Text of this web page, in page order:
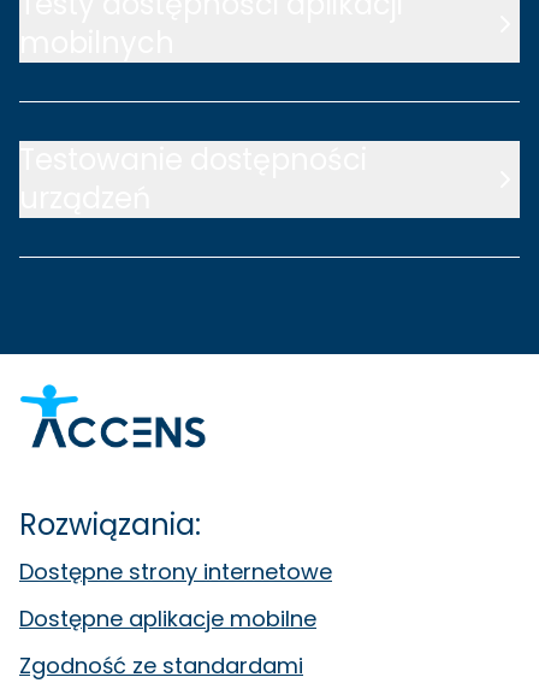
Rozwiązania:
Dostępne strony internetowe
Dostępne aplikacje mobilne
Zgodność ze standardami